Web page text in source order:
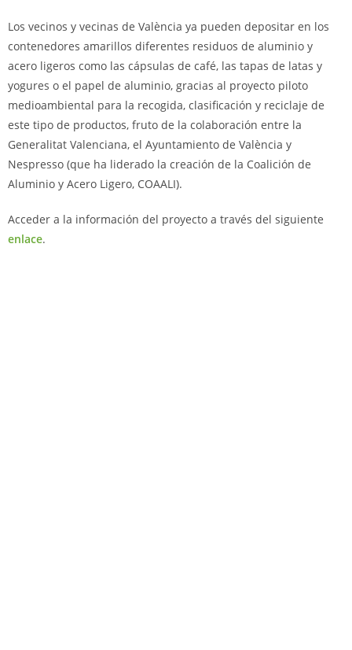
Los vecinos y vecinas de València ya pueden depositar en los
contenedores amarillos diferentes residuos de aluminio y
acero ligeros como las cápsulas de café, las tapas de latas y
yogures o el papel de aluminio, gracias al proyecto piloto
medioambiental para la recogida, clasificación y reciclaje de
este tipo de productos, fruto de la colaboración entre la
Generalitat Valenciana, el Ayuntamiento de València y
Nespresso (que ha liderado la creación de la Coalición de
Aluminio y Acero Ligero, COAALI).
Acceder a la información del proyecto a través del siguiente
enlace.